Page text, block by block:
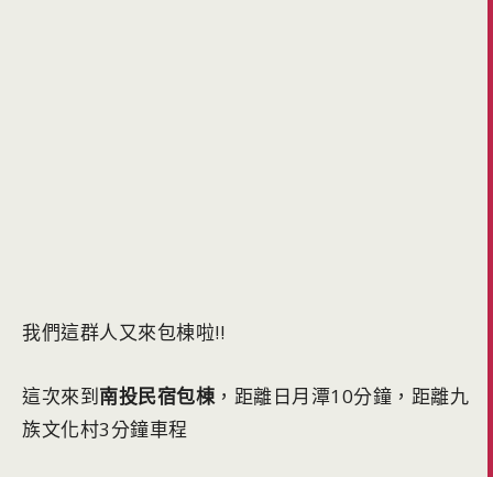
我們這群人又來包棟啦!!
這次來到南投民宿包棟，距離日月潭10分鐘，距離九
族文化村3分鐘車程